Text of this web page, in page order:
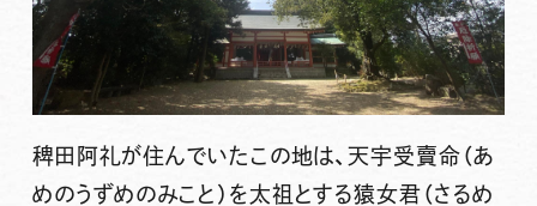
稗田阿礼が住んでいたこの地は、天宇受賣命（あ
めのうずめのみこと）を太祖とする猿女君（さるめ